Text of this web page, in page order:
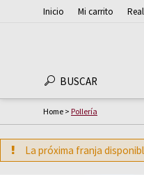
Inicio Mi carrito
BUSCAR
Home > Pollería
La próxima franja